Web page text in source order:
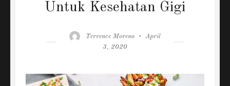
Untuk Kesehatan Gigi
Author
Terrence Moreno
Posted
April
3, 2020